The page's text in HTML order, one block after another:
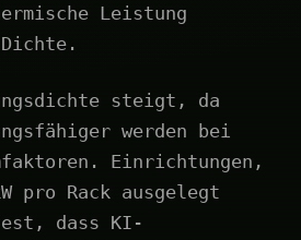
Leistung
Dichte.
steigt, da
werden bei
Einrichtungen,
pro Rack ausgelegt
dass KI-